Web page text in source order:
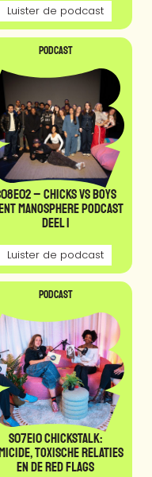
Luister de podcast
Podcast
– Chicks vs Boys
Manosphere Podcast
deel 1
Luister de podcast
Podcast
S07E10 CHICKSTALK:
toxische relaties
en de red flags